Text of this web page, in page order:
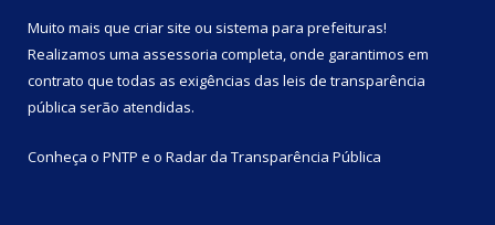
Muito mais que criar site ou sistema para prefeituras!
Realizamos uma assessoria completa, onde garantimos em
contrato que todas as exigências das leis de transparência
pública serão atendidas.
Conheça o PNTP e o Radar da Transparência Pública